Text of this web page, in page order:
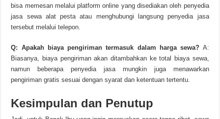
bisa memesan melalui platform online yang disediakan oleh penyedia
jasa sewa alat pesta atau menghubungi langsung penyedia jasa
tersebut melalui telepon.
Q: Apakah biaya pengiriman termasuk dalam harga sewa? A:
Biasanya, biaya pengiriman akan ditambahkan ke total biaya sewa,
namun beberapa penyedia jasa mungkin juga menawarkan
pengiriman gratis sesuai dengan syarat dan ketentuan tertentu.
Kesimpulan dan Penutup